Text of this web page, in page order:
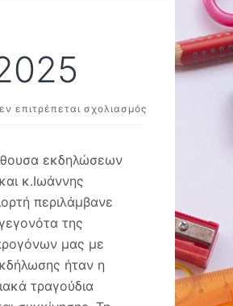
επιτρέπεται σχολιασμός
εκδηλώσεων
κ.Ιωάννης
περιλάμβανε
της
μας με
ήταν η
τραγούδια